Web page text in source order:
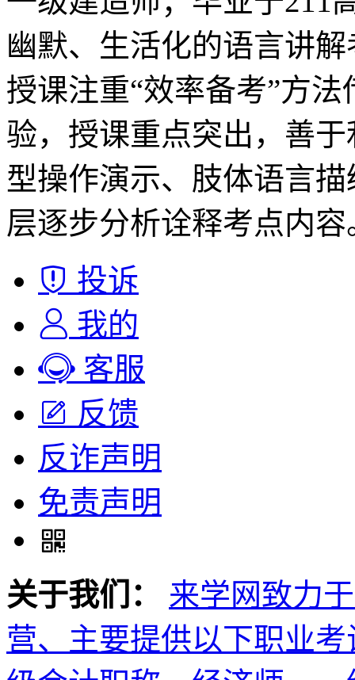
幽默、生活化的语言讲
授课注重“效率备考”方
验，授课重点突出，善
型操作演示、肢体语言
层逐步分析诠释考点内容
投诉
我的
客服
反馈
反诈声明
免责声明
关于我们：
来学网致力
营、主要提供以下职业